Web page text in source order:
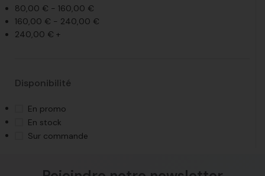
80,00 € - 160,00 €
160,00 € - 240,00 €
240,00 € +
Disponibilité
En promo
En stock
Sur commande